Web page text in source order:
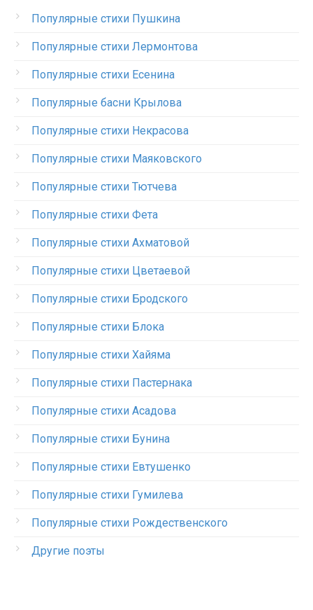
Популярные стихи Пушкина
Популярные стихи Лермонтова
Популярные стихи Есенина
Популярные басни Крылова
Популярные стихи Некрасова
Популярные стихи Маяковского
Популярные стихи Тютчева
Популярные стихи Фета
Популярные стихи Ахматовой
Популярные стихи Цветаевой
Популярные стихи Бродского
Популярные стихи Блока
Популярные стихи Хайяма
Популярные стихи Пастернака
Популярные стихи Асадова
Популярные стихи Бунина
Популярные стихи Евтушенко
Популярные стихи Гумилева
Популярные стихи Рождественского
Другие поэты